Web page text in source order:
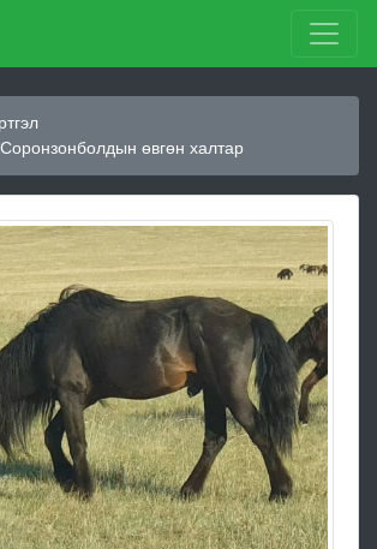
өвгөн халтар